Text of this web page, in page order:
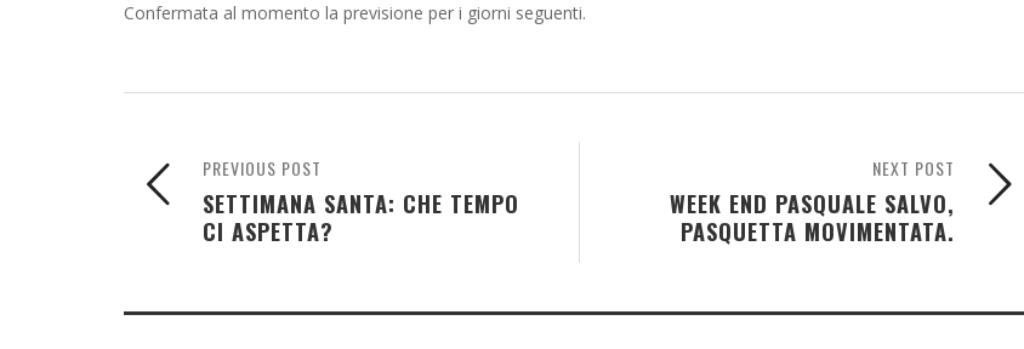
Confermata al momento la previsione per i giorni seguenti.
NEXT POST
WEEK END PASQUALE SALVO,
PASQUETTA MOVIMENTATA.
PREVIOUS POST
SETTIMANA SANTA: CHE TEMPO
CI ASPETTA?